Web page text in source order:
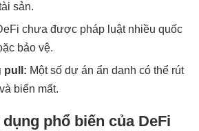
sản.
chưa được pháp luật nhiều quốc
bảo vệ.
pull: Một số dự án ẩn danh có thể rút
biến mất.
phổ biến của DeFi